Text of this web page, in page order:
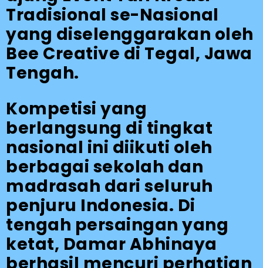
Tradisional se-Nasional
yang diselenggarakan oleh
Bee Creative di Tegal, Jawa
Tengah.
Kompetisi yang
berlangsung di tingkat
nasional ini diikuti oleh
berbagai sekolah dan
madrasah dari seluruh
penjuru Indonesia. Di
tengah persaingan yang
ketat, Damar Abhinaya